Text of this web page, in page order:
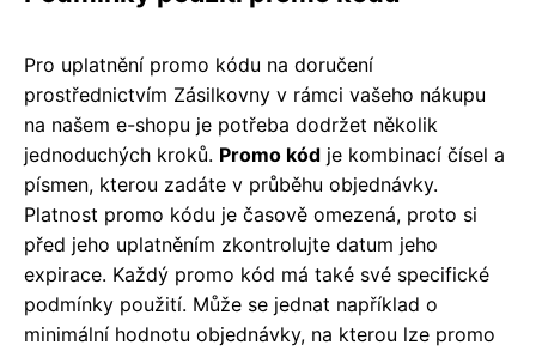
Pro uplatnění promo kódu na doručení
prostřednictvím Zásilkovny v rámci vašeho nákupu
na našem e-shopu je potřeba dodržet několik
jednoduchých kroků. Promo kód je kombinací čísel a
písmen, kterou zadáte v průběhu objednávky.
Platnost promo kódu je časově omezená, proto si
před jeho uplatněním zkontrolujte datum jeho
expirace. Každý promo kód má také své specifické
podmínky použití. Může se jednat například o
minimální hodnotu objednávky, na kterou lze promo